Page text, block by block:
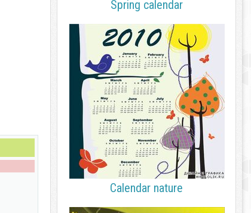
Spring calendar
Calendar nature